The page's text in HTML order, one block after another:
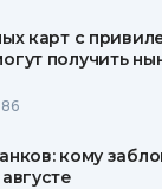
карт с
получить
кому